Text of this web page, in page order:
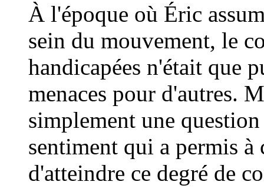
À l'époque où Éric
sein du mouvement, le
handicapées n'était que
menaces pour d'autres.
simplement une
sentiment qui a permis
d'atteindre ce degré de